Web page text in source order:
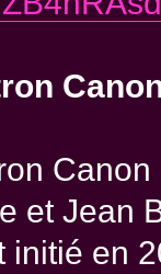
et Jean
initié en